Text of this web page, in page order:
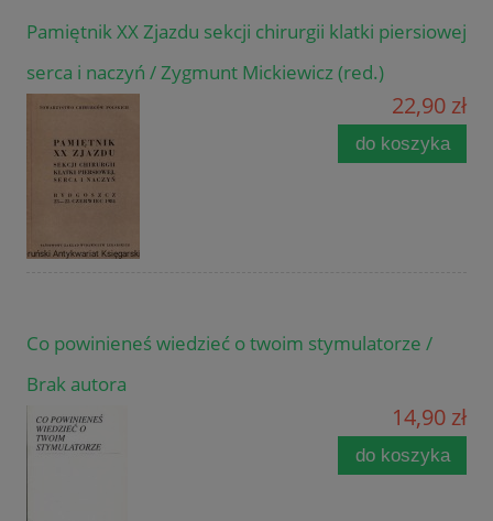
Pamiętnik XX Zjazdu sekcji chirurgii klatki piersiowej
serca i naczyń / Zygmunt Mickiewicz (red.)
22,90 zł
do koszyka
Co powinieneś wiedzieć o twoim stymulatorze /
Brak autora
14,90 zł
do koszyka